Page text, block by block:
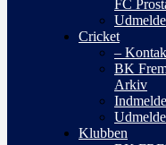
FC
Cricket
–
BK
Arkiv
Klubben